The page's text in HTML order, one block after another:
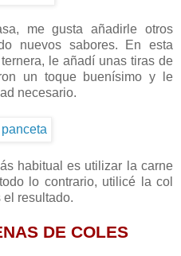
me gusta añadirle otros
nuevos sabores. En esta
le añadí unas tiras de
un toque buenísimo y le
necesario.
habitual es utilizar la carne
lo contrario, utilicé la col
el resultado.
DE COLES